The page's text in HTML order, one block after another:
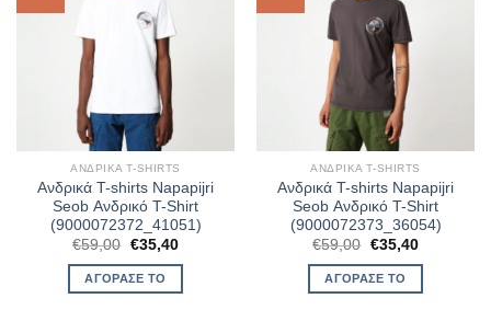
ΑΝΔΡΙΚΆ T-SHIRTS
Ανδρικά T-shirts Napapijri
Seob Ανδρικό T-Shirt
(9000072372_41051)
€59,00 Original
was:
€59,00.
€35,40Η
ΑΓΌΡΑΣΈ ΤΟ
ΑΝΔΡΙΚΆ T-SHIRTS
Ανδρικά T-shirts Napapijri
Seob Ανδρικό T-Shirt
(9000072373_36054)
€59,00 Original
was:
€59,00.
€35,40Η
ΑΓΌΡΑΣΈ ΤΟ